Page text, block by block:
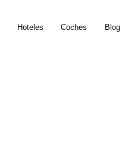
Hoteles Coches Blog